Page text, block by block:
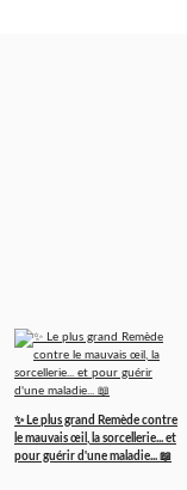
✨ Le plus grand Remède contre
le mauvais œil, la sorcellerie... et
pour guérir d'une maladie... 📖